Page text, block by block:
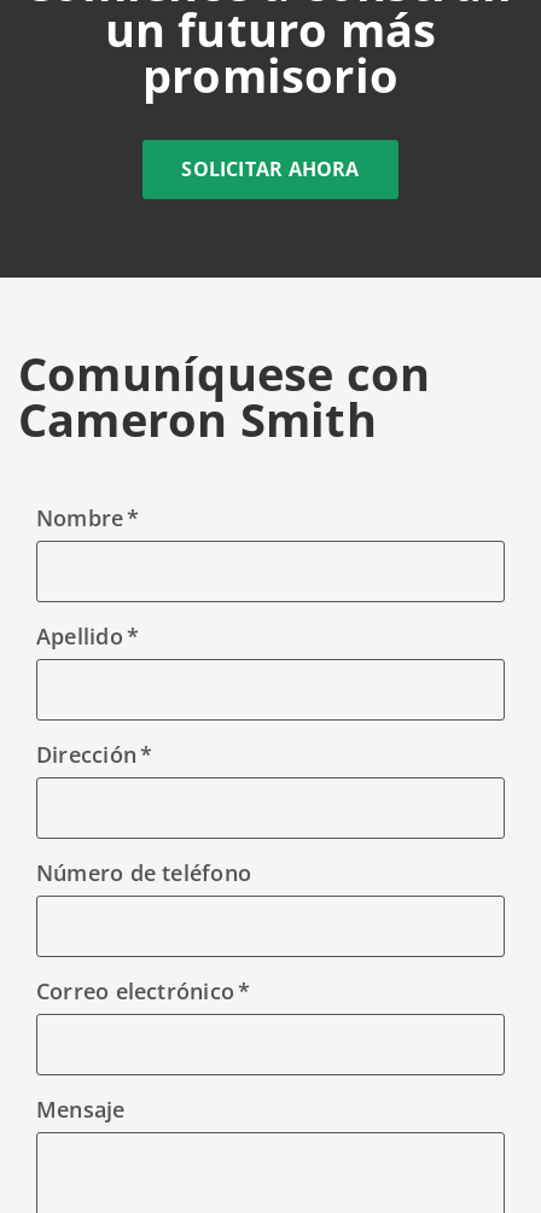
un futuro más
promisorio
SOLICITAR AHORA
Comuníquese con
Cameron Smith
Nombre
Apellido
Dirección
Número de teléfono
Correo electrónico
Mensaje